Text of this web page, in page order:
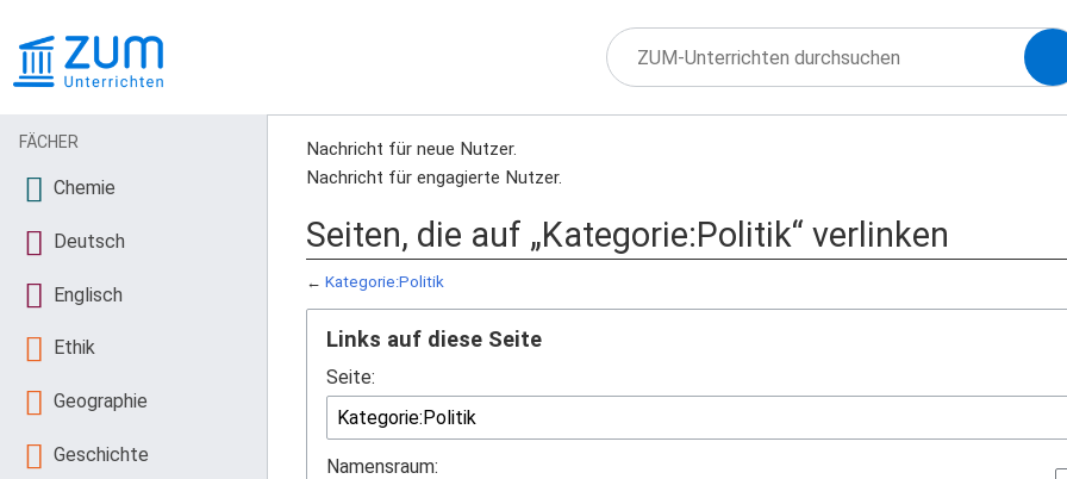
Nachricht für neue Nutzer.
Nachricht für engagierte Nutzer.
Seiten, die auf „Kategorie:Politik“ verlinken
← Kategorie:Politik
Links auf diese Seite
Seite:
Namensraum:
FÄCHER
Chemie
Deutsch
Englisch
Ethik
Geographie
Geschichte